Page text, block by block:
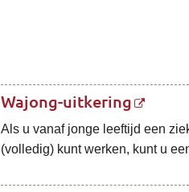
Wajong-uitkering
Als u vanaf jonge leeftijd een
(volledig) kunt werken, kunt u